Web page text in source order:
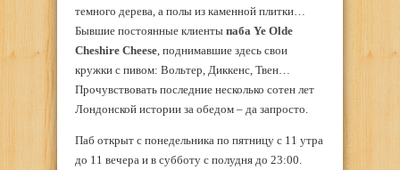
темного дерева, а полы из каменной плитки…
Бывшие постоянные клиенты паба Ye Olde
Cheshire Cheese, поднимавшие здесь свои
кружки с пивом: Вольтер, Диккенс, Твен…
Прочувствовать последние несколько сотен лет
Лондонской истории за обедом – да запросто.
Паб открыт с понедельника по пятницу с 11 утра
до 11 вечера и в субботу с полудня до 23:00.